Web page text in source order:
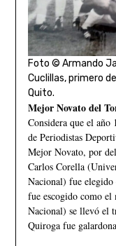
Foto © Armando
Cuclillas, primero
Quito.
Mejor Novato del
Considera que el año
de Periodistas
Mejor Novato, por
Carlos Corella
Nacional) fue
fue escogido como
Nacional) se llevó el
Quiroga fue